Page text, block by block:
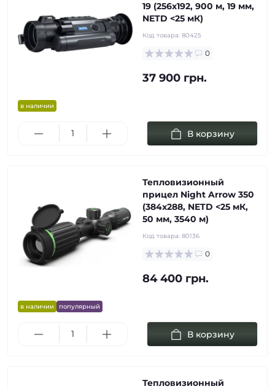
в наличии
19 (256x192, 900 м, 19 мм,
NETD <25 мК)
Код товара: 80425
0
37 900 грн.
В корзину
в наличии популярный
Тепловизионный
прицел Night Arrow 350
(384x288, NETD <25 мК,
50 мм, 3540 м)
Код товара: 80136
0
84 400 грн.
В корзину
Тепловизионный